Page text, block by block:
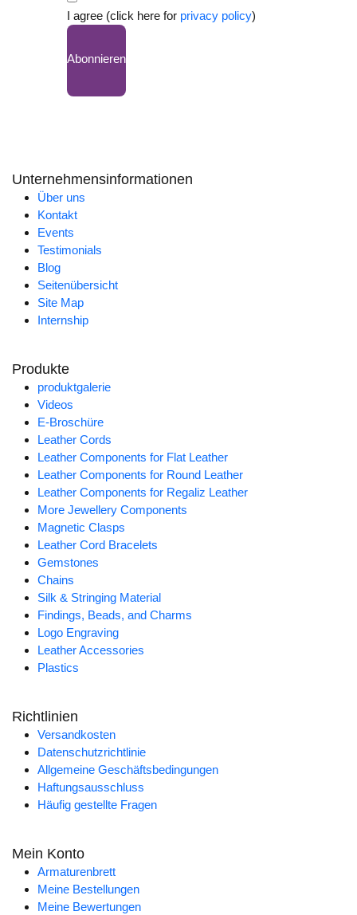
I agree (click here for privacy policy)
Abonnieren
Unternehmensinformationen
Über uns
Kontakt
Events
Testimonials
Blog
Seitenübersicht
Site Map
Internship
Produkte
produktgalerie
Videos
E-Broschüre
Leather Cords
Leather Components for Flat Leather
Leather Components for Round Leather
Leather Components for Regaliz Leather
More Jewellery Components
Magnetic Clasps
Leather Cord Bracelets
Gemstones
Chains
Silk & Stringing Material
Findings, Beads, and Charms
Logo Engraving
Leather Accessories
Plastics
Richtlinien
Versandkosten
Datenschutzrichtlinie
Allgemeine Geschäftsbedingungen
Haftungsausschluss
Häufig gestellte Fragen
Mein Konto
Armaturenbrett
Meine Bestellungen
Meine Bewertungen